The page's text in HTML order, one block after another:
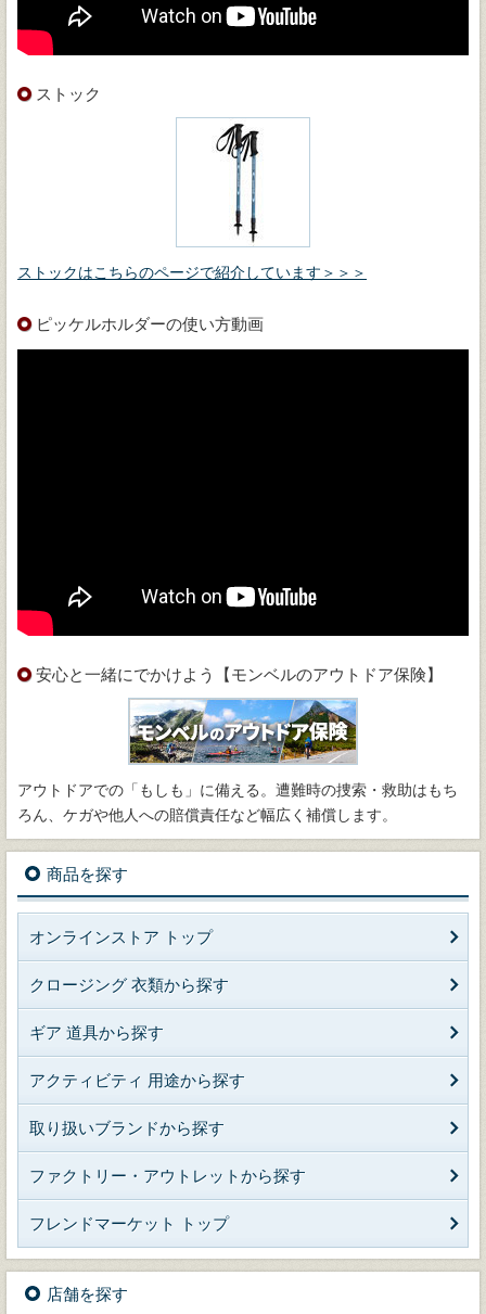
ストック
ストックはこちらのページで紹介しています＞＞＞
ピッケルホルダーの使い方動画
安心と一緒にでかけよう【モンベルのアウトドア保険】
アウトドアでの「もしも」に備える。遭難時の捜索・救助はもち
ろん、ケガや他人への賠償責任など幅広く補償します。
商品を探す
オンラインストア トップ
クロージング 衣類から探す
ギア 道具から探す
アクティビティ 用途から探す
取り扱いブランドから探す
ファクトリー・アウトレットから探す
フレンドマーケット トップ
店舗を探す